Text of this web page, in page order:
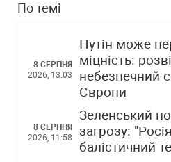
По темі
8 СЕРПНЯ
2026, 13:03
Путін може
міцність:
небезпечний
Європи
8 СЕРПНЯ
2026, 11:58
Зеленський
загрозу:
балістичний